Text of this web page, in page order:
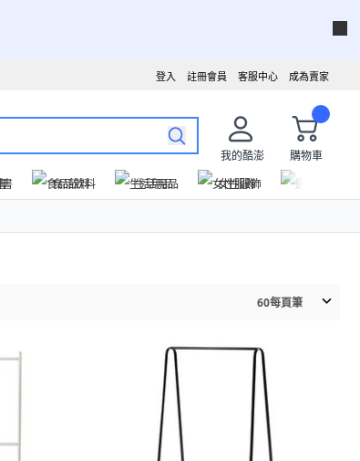
成為賣家
客服中心
註冊會員
登入
我的酷澎
購物車
食品飲料 生活用品 女性服飾
60每頁筆